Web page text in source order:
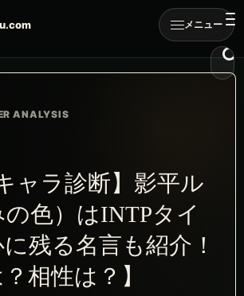
メニュー
ャラ診断】影平ル
色）はINTPタイ
残る名言も紹介！
？相性は？】